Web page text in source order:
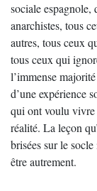
sociale espagnole,
anarchistes, tous
autres, tous ceux
tous ceux qui
l’immense
d’une expérience
qui ont voulu vivre
réalité. La leçon
brisées sur le
être autrement.